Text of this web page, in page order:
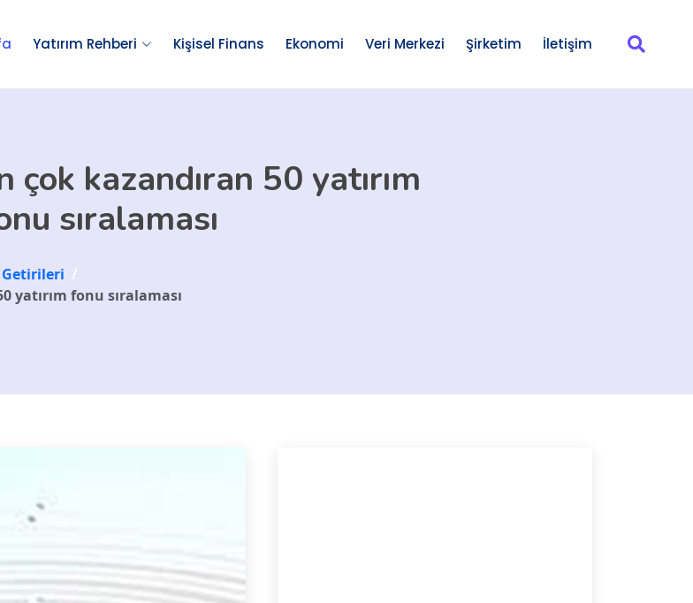
Yatırım Rehberi Kişisel Finans Ekonomi Veri Merkezi Şirketim İletişim
çok kazandıran 50 yatırım
sıralaması
Getirileri /
yatırım fonu sıralaması